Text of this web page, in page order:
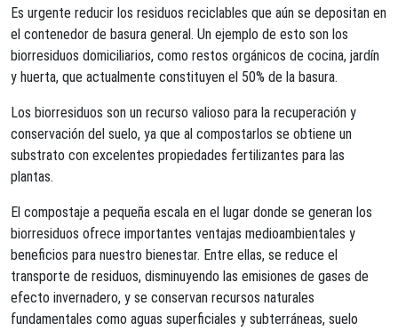
Es urgente reducir los residuos reciclables que aún se depositan en
el contenedor de basura general. Un ejemplo de esto son los
biorresiduos domiciliarios, como restos orgánicos de cocina, jardín
y huerta, que actualmente constituyen el 50% de la basura.
Los biorresiduos son un recurso valioso para la recuperación y
conservación del suelo, ya que al compostarlos se obtiene un
substrato con excelentes propiedades fertilizantes para las
plantas.
El compostaje a pequeña escala en el lugar donde se generan los
biorresiduos ofrece importantes ventajas medioambientales y
beneficios para nuestro bienestar. Entre ellas, se reduce el
transporte de residuos, disminuyendo las emisiones de gases de
efecto invernadero, y se conservan recursos naturales
fundamentales como aguas superficiales y subterráneas, suelo